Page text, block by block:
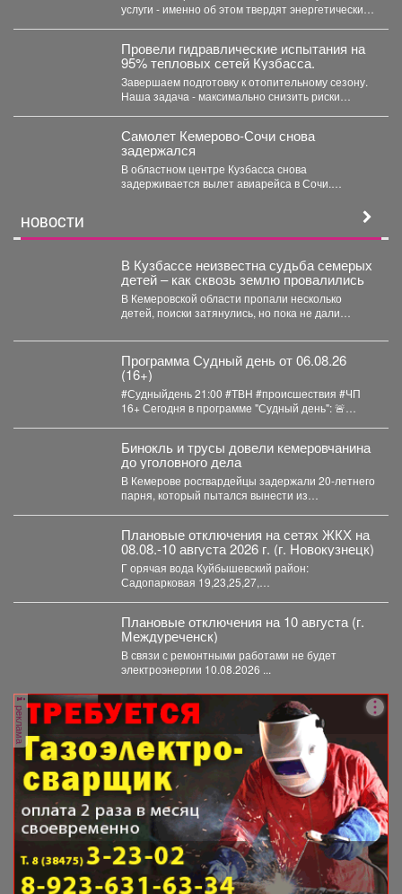
услуги - именно об этом твердят энергетические
Провели гидравлические испытания на
95% тепловых сетей Кузбасса.
Завершаем подготовку к отопительному сезону.
Наша задача - максимально снизить риски
Самолет Кемерово-Сочи снова
задержался
В областном центре Кузбасса снова
задерживается вылет авиарейса в Сочи.
НОВОСТИ
В Кузбассе неизвестна судьба семерых
детей – как сквозь землю провалились
В Кемеровской области пропали несколько
детей, поиски затянулись, но пока не дали
Программа Судный день от 06.08.26
(16+)
#Судныйдень 21:00 #ТВН #происшествия #ЧП
16+ Сегодня в программе "Судный день": 🚨
Бинокль и трусы довели кемеровчанина
до уголовного дела
В Кемерове росгвардейцы задержали 20-летнего
парня, который пытался вынести из
Плановые отключения на сетях ЖКХ на
08.08.-10 августа 2026 г. (г. Новокузнецк)
Г орячая вода Куйбышевский район:
Садопарковая 19,23,25,27,
Плановые отключения на 10 августа (г.
Междуреченск)
В связи с ремонтными работами не будет
электроэнергии 10.08.2026 ...
реклама